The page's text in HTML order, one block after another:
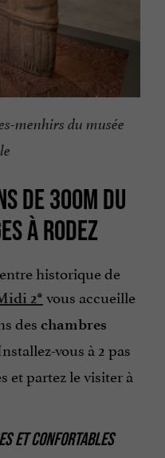
menhirs du musée
DE 300M DU
À RODEZ
historique de
2* vous accueille
des chambres
vous à 2 pas
et partez le visiter à
ET CONFORTABLES